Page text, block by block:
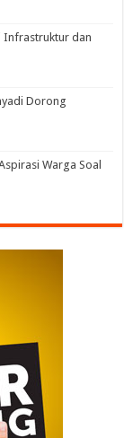
Infrastruktur dan
Dorong
Warga Soal